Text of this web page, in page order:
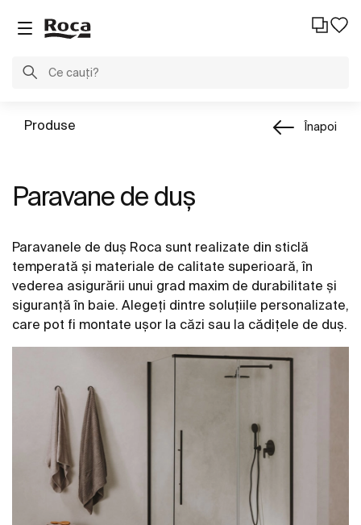
Produse Înapoi
Paravane de duş
Paravanele de duș Roca sunt realizate din sticlă
temperată și materiale de calitate superioară, în
vederea asigurării unui grad maxim de durabilitate și
siguranță în baie. Alegeți dintre soluțiile personalizate,
care pot fi montate ușor la căzi sau la cădițele de duș.